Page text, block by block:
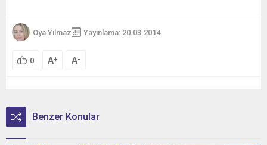
Oya Yılmaz Yayınlama: 20.03.2014
0 A+ A-
Benzer Konular